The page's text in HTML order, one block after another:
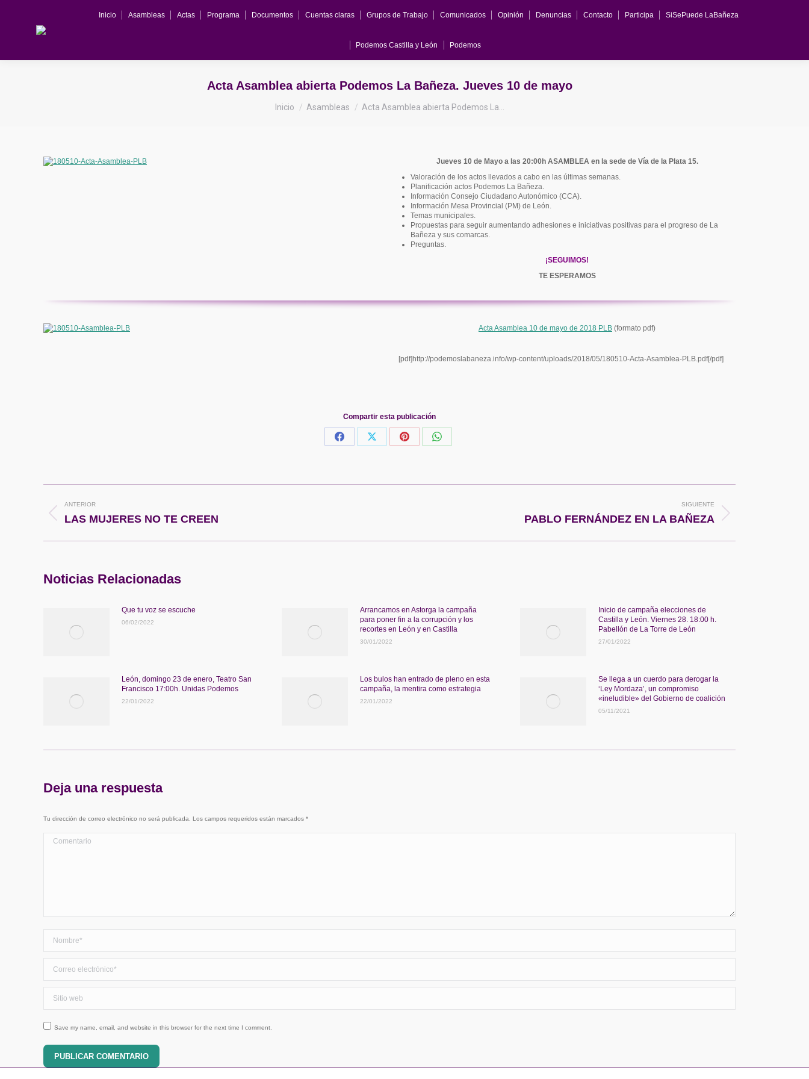
Inicio Asambleas Actas Programa Documentos Cuentas claras Grupos de Trabajo Comunicados Opinión Denuncias Contacto Participa SiSePuede LaBañeza
Podemos Castilla y León Podemos
Acta Asamblea abierta Podemos La Bañeza. Jueves 10 de mayo
Inicio Asambleas Acta Asamblea abierta Podemos La…
Jueves 10 de Mayo a las 20:00h ASAMBLEA en la sede de Vía de la Plata 15.
Valoración de los actos llevados a cabo en las últimas semanas.
Planificación actos Podemos La Bañeza.
Información Consejo Ciudadano Autonómico (CCA).
Información Mesa Provincial (PM) de León.
Temas municipales.
Propuestas para seguir aumentando adhesiones e iniciativas positivas para el progreso de La
Bañeza y sus comarcas.
Preguntas.
¡SEGUIMOS!
TE ESPERAMOS
Acta Asamblea 10 de mayo de 2018 PLB (formato pdf)
[pdf]http://podemoslabaneza.info/wp-content/uploads/2018/05/180510-Acta-Asamblea-PLB.pdf[/pdf]
Compartir esta publicación
Share
Share
Share
Share
entre
publicaciones
ANTERIOR
Publicación
LAS MUJERES NO TE CREEN
SIGUIENTE
PABLO FERNÁNDEZ EN LA BAÑEZA
Noticias Relacionadas
Que tu voz se escuche
06/02/2022
Arrancamos en Astorga la campaña
para poner fin a la corrupción y los
recortes en León y en Castilla
30/01/2022
Inicio de campaña elecciones de
Castilla y León. Viernes 28. 18:00 h.
Pabellón de La Torre de León
27/01/2022
León, domingo 23 de enero, Teatro San
Francisco 17:00h. Unidas Podemos
22/01/2022
Los bulos han entrado de pleno en esta
campaña, la mentira como estrategia
22/01/2022
Se llega a un cuerdo para derogar la
‘Ley Mordaza’, un compromiso
«ineludible» del Gobierno de coalición
05/11/2021
Deja una respuesta
Tu dirección de correo electrónico no será publicada. Los campos requeridos están marcados *
Comentario
Save my name, email, and website in this browser for the next time I comment.
PUBLICAR COMENTARIO